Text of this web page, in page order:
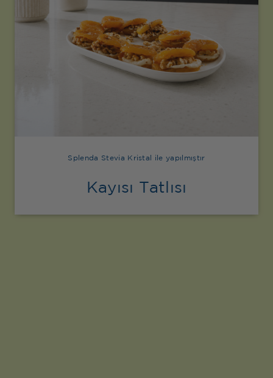
Splenda Stevia Kristal ile yapılmıştır
Kayısı Tatlısı